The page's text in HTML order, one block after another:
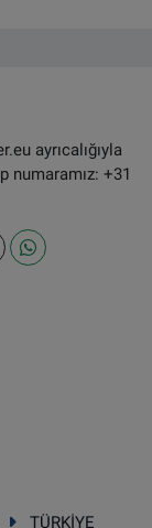
ayrıcalığıyla
numaramız: +31
TÜRKİYE